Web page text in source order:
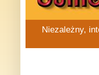
Niezależny,